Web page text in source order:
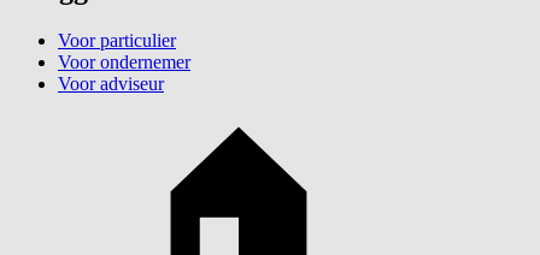
Voor particulier
Voor ondernemer
Voor adviseur